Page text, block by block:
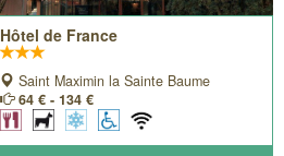
Hôtel de France
Saint Maximin la Sainte Baume
64 € - 134 €